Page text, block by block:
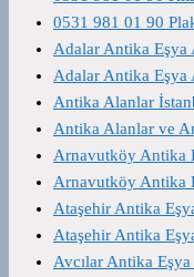
0531 981 01 90
Adalar Antika Eşya
Adalar Antika Eşya
Antika Alanlar
Antika Alanlar ve
Arnavutköy Antika
Arnavutköy Antika
Ataşehir Antika
Ataşehir Antika
Avcılar Antika